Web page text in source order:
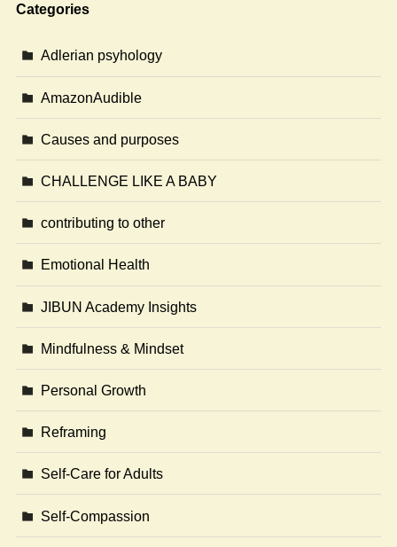
Categories
Adlerian psyhology
AmazonAudible
Causes and purposes
CHALLENGE LIKE A BABY
contributing to other
Emotional Health
JIBUN Academy Insights
Mindfulness & Mindset
Personal Growth
Reframing
Self-Care for Adults
Self-Compassion